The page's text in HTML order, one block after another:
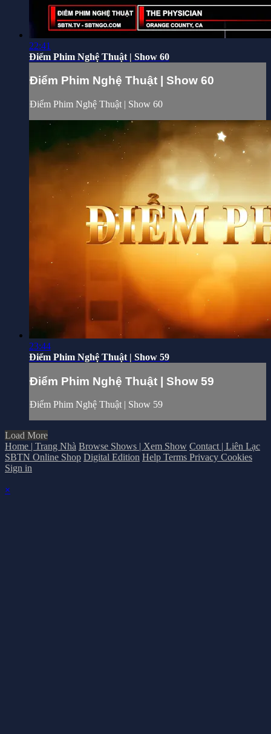
22:41
Điểm Phim Nghệ Thuật | Show 60
Điểm Phim Nghệ Thuật | Show 60
Điểm Phim Nghệ Thuật | Show 60
23:44
Điểm Phim Nghệ Thuật | Show 59
Điểm Phim Nghệ Thuật | Show 59
Điểm Phim Nghệ Thuật | Show 59
Load More
Home | Trang Nhà Browse Shows | Xem Show Contact | Liên Lạc
SBTN Online Shop Digital Edition Help Terms Privacy Cookies
Sign in
×